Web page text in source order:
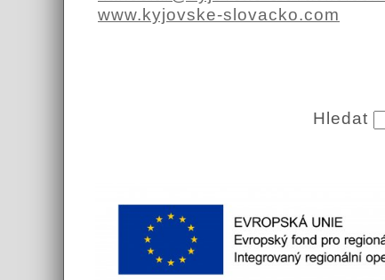
www.kyjovske-slovacko.com
Hledat